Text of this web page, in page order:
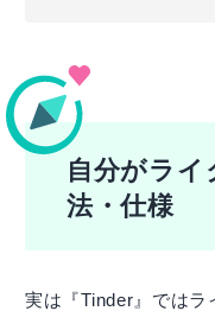
自分がラ
法・仕様
実は『Tinder』ではラ